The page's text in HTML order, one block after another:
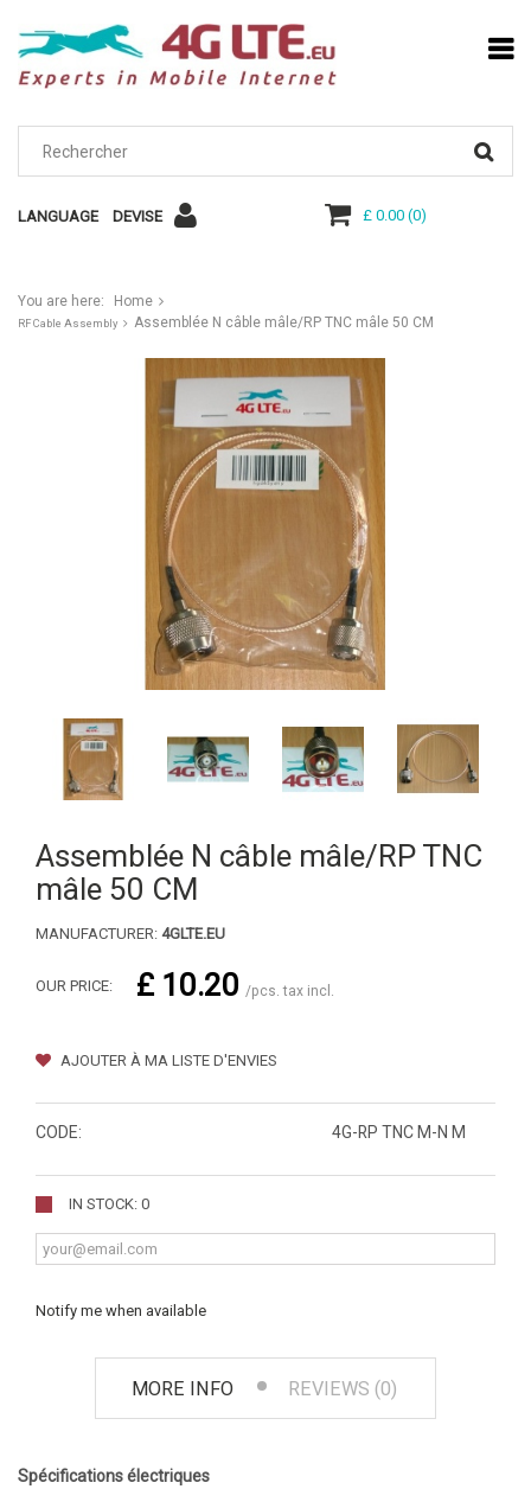
LANGUAGE DEVISE £ 0.00(0)
You are here: Home
RF Cable Assembly Assemblée N câble mâle/RP TNC mâle 50 CM
Assemblée N câble mâle/RP TNC
mâle 50 CM
MANUFACTURER: 4GLTE.EU
OUR PRICE: £ 10.20 /pcs. tax incl.
AJOUTER À MA LISTE D'ENVIES
CODE: 4G-RP TNC M-N M
IN STOCK: 0
Notify me when available
MORE INFO REVIEWS (0)
Spécifications électriques